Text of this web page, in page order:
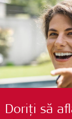
Doriți să